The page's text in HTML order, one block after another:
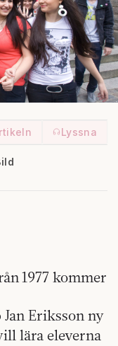
Lyssna
1977 kommer
Eriksson ny
lära eleverna